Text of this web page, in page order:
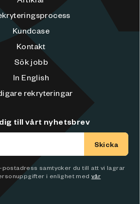
Kundcase
Kontakt
Sök jobb
In English
rekryteringar
till vårt nyhetsbrev
Skicka
postadress samtycker du till att vi lagrar
i enlighet med vår